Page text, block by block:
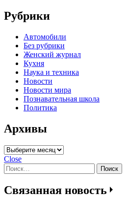
Рубрики
Автомобили
Без рубрики
Женский журнал
Кухня
Наука и техника
Новости
Новости мира
Познавательная школа
Политика
Архивы
Архивы
Close
Найти:
Связанная новость